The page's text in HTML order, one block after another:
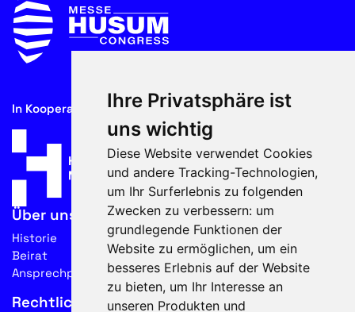
Ihre Privatsphäre ist
uns wichtig
Diese Website verwendet Cookies
und andere Tracking-Technologien,
um Ihr Surferlebnis zu folgenden
Zwecken zu verbessern: um
grundlegende Funktionen der
Website zu ermöglichen, um ein
besseres Erlebnis auf der Website
zu bieten, um Ihr Interesse an
unseren Produkten und
In Kooperation mit
Über uns
Historie
Beirat
Ansprechpartner
Rechtliches